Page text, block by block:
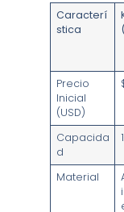
Caracterí
stica
Precio
Inicial
(USD)
Capacida
d
Material